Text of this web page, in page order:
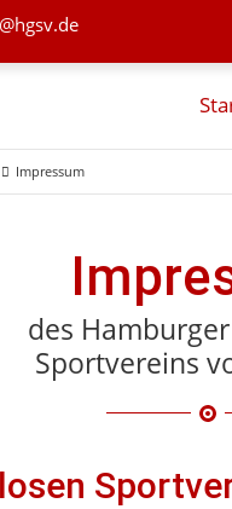
Impressum
des
Sportvereins